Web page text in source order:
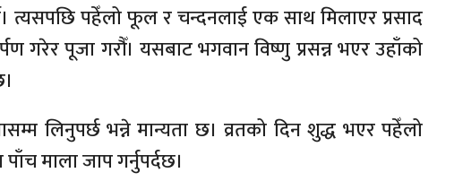
त्यसपछि पहेँलो फूल र चन्दनलाई एक साथ मिलाएर प्रसाद
गरेर पूजा गरौँ। यसबाट भगवान विष्णु प्रसन्न भएर उहाँको
लिनुपर्छ भन्ने मान्यता छ। व्रतको दिन शुद्ध भएर पहेँलो
माला जाप गर्नुपर्दछ।